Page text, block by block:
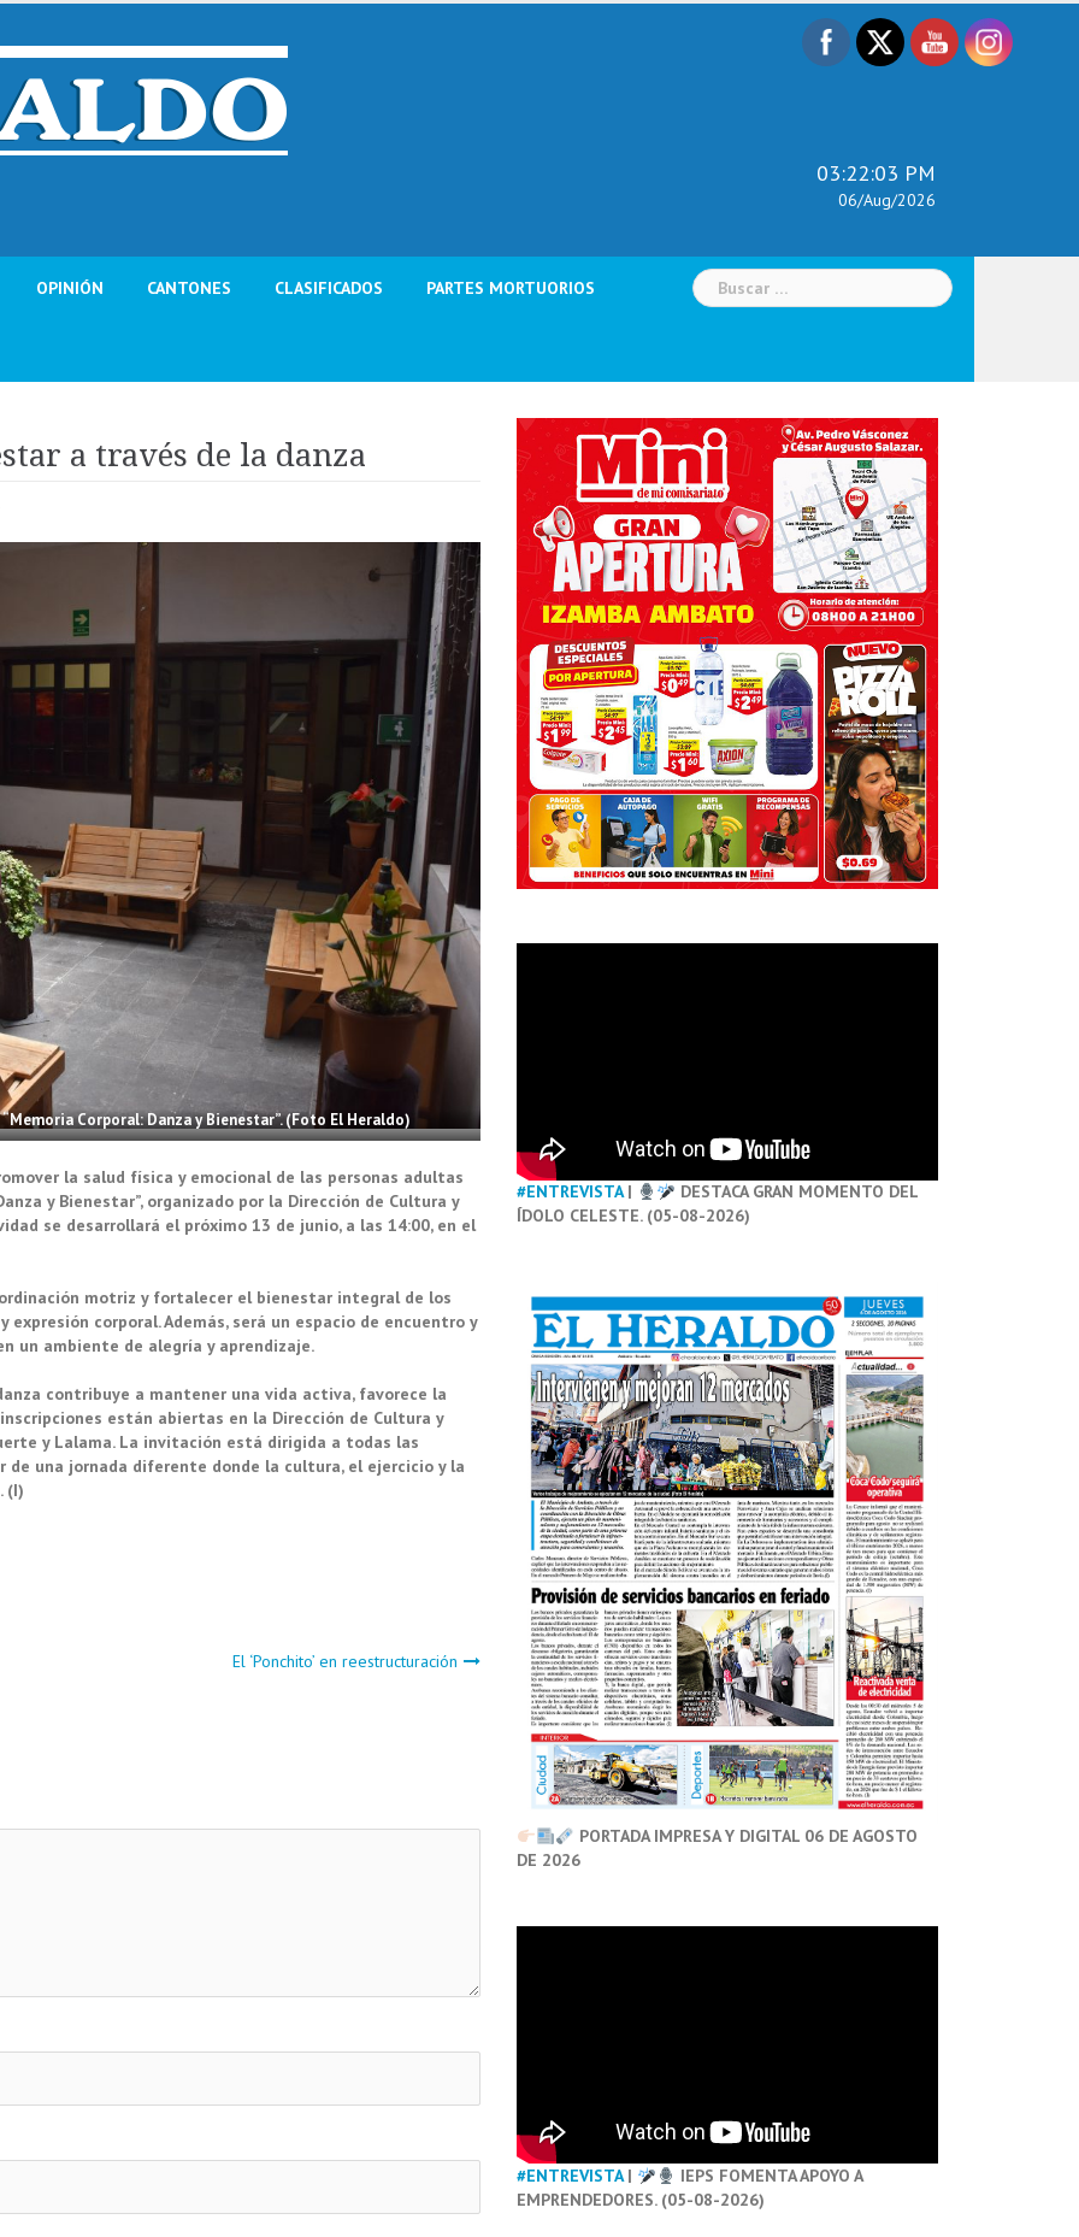
03:22:05 PM
06/Aug/2026
OPINIÓN CANTONES CLASIFICADOS PARTES MORTUORIOS Buscar:
a través de la danza
Corporal: Danza y Bienestar”. (Foto El Heraldo)
la salud física y emocional de las personas adultas
y Bienestar”, organizado por la Dirección de Cultura y
se desarrollará el próximo 13 de junio, a las 14:00, en el
motriz y fortalecer el bienestar integral de los
corporal. Además, será un espacio de encuentro y
un ambiente de alegría y aprendizaje.
contribuye a mantener una vida activa, favorece la
están abiertas en la Dirección de Cultura y
y Lalama. La invitación está dirigida a todas las
una jornada diferente donde la cultura, el ejercicio y la
(I)
El ‘Ponchito’ en reestructuración
#ENTREVISTA|
DESTACA GRAN MOMENTO DEL
ÍDOLO CELESTE. (05-08-2026)
PORTADA IMPRESA Y DIGITAL 06 DE AGOSTO
DE 2026
#ENTREVISTA|
IEPS FOMENTA APOYO A
EMPRENDEDORES. (05-08-2026)